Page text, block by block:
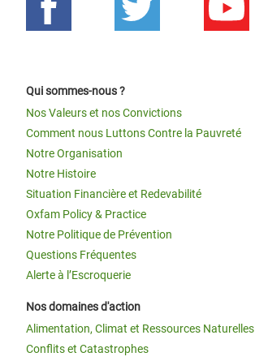
Qui sommes-nous ?
Nos Valeurs et nos Convictions
Comment nous Luttons Contre la Pauvreté
Notre Organisation
Notre Histoire
Situation Financière et Redevabilité
Oxfam Policy & Practice
Notre Politique de Prévention
Questions Fréquentes
Alerte à l’Escroquerie
Nos domaines d'action
Alimentation, Climat et Ressources Naturelles
Conflits et Catastrophes